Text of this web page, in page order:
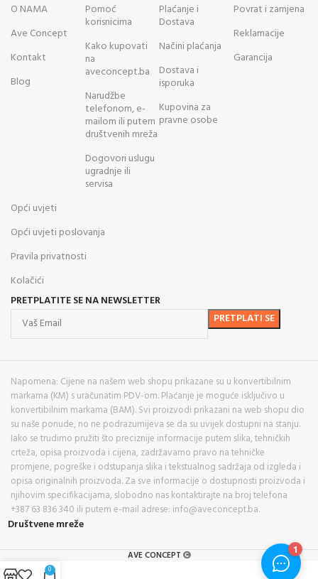
O NAMA
Ave Concept
Kontakt
Blog
Pomoć
korisnicima
Kako kupovati
na
aveconcept.ba
Narudžbe
telefonom, e-
mailom ili putem
društvenih mreža
Dogovori uslugu
ugradnje ili
servisa
Plaćanje i
Dostava
Načini plaćanja
Dostava i
isporuka
Kupovina za
pravne osobe
Povrat i zamjena
Reklamacije
Garancija
Opći uvjeti
Opći uvjeti poslovanja
Pravila privatnosti
Kolačići
PRETPLATITE SE NA NEWSLETTER
Napomena: Cijene na našem web shopu prikazane su u konvertibilnim
markama (KM) s uračunatim PDV-om. Plaćanje je moguće isključivo u
konvertibilnim markama (BAM). Svi proizvodi prikazani na web shopu dio
su naše ponude, no ne podrazumijeva se da su uvijek dostupni na stanju.
Iako se trudimo pružiti što preciznije informacije putem slika, tehničkih
crteža, opisa proizvoda i cijena, zadržavamo pravo na tehničke
promjene, pogreške i odstupanja slika i tekstualnog sadržaja od izgleda i
opisa originalnih proizvoda. Za sve informacije o dostupnosti proizvoda i
njihovim specifikacijama, slobodno nas kontaktirajte na broj telefona
+387 63 836 340 ili putem e-mail adrese: info@aveconcept.ba.
Društvene mreže
AVE CONCEPT
0